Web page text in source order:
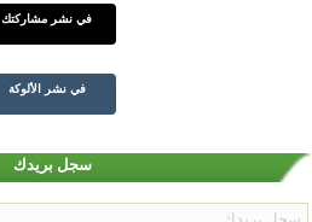
في نشر مشاركتك
في نشر الألوكة
سجل بريدك